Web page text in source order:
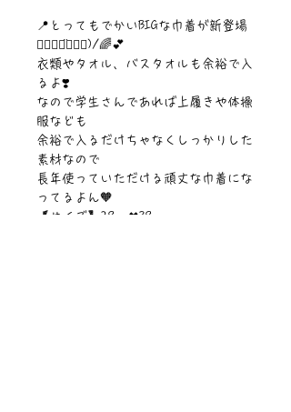
📍とってもでかいBIGな巾着が新登場
๑⃙⃘◡̈๑⃙⃘)/🌈💕
衣類やタオル、バスタオルも余裕で入
るよ❣️
なので学生さんであれば上履きや体操
服なども
余裕で入るだけちゃなくしっかりした
素材なので
長年使っていただける頑丈な巾着にな
ってるよん🧡
【サイズ】28cm✖︎38cm